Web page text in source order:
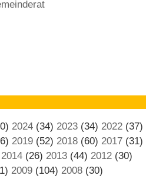
2024 (34) 2023 (34) 2022 (37)
2019 (52) 2018 (60) 2017 (31)
2014 (26) 2013 (44) 2012 (30)
2009 (104) 2008 (30)